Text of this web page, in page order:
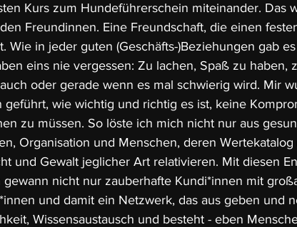
Kurs zum Hundeführerschein miteinander. Das
Freundinnen. Eine Freundschaft, die einen
Wie in jeder guten (Geschäfts-)Beziehungen gab
eins nie vergessen: Zu lachen, Spaß zu haben,
oder gerade wenn es mal schwierig wird. Mir
wie wichtig und richtig es ist, keine
zu müssen. So löste ich mich nicht nur aus
Organisation und Menschen, deren
und Gewalt jeglicher Art relativieren. Mit diesen
nicht nur zauberhafte Kundi*innen mit
und damit ein Netzwerk, das aus geben und
Wissensaustausch und besteht - eben